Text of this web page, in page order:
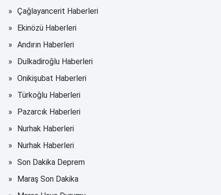
Çağlayancerit Haberleri
Ekinözü Haberleri
Andırın Haberleri
Dulkadiroğlu Haberleri
Onikişubat Haberleri
Türkoğlu Haberleri
Pazarcık Haberleri
Nurhak Haberleri
Nurhak Haberleri
Son Dakika Deprem
Maraş Son Dakika